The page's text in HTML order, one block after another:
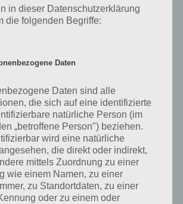
eine tolle grafische Umsetzung in einer
Doch leider hielt sich der
langsam ansteigt.
zum Download verfügbar und finanziert sich
Werbung. Heruntergeladen werden kann
Store für Android und im iTunes App Store
im Google Play Store
Shred It im Google Play Store ziemlich gut an,
solch hohe Bewertung gegeben hätten. Zur
in dieser Datenschutzerklärung
die folgenden Begriffe:
Daten
Daten sind alle
die sich auf eine identifizierte
natürliche Person (im
„betroffene Person") beziehen.
wird eine natürliche
die direkt oder indirekt,
mittels Zuordnung zu einer
wie einem Namen, zu einer
zu Standortdaten, zu einer
oder zu einem oder